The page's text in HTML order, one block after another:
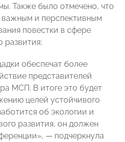
Также было отмечено, что
важным и перспективным
повестки в сфере
развития;
обеспечат более
представителей
МСП. В итоге это будет
целей устойчивого
об экологии и
развития, он должен
— подчеркнула